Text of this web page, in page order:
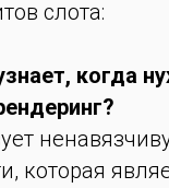
слота:
когда
которая